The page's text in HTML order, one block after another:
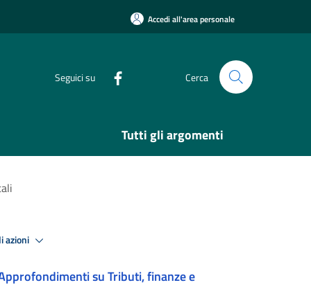
Accedi all'area personale
Seguici su Cerca
Tutti gli argomenti
azioni
su Tributi, finanze e